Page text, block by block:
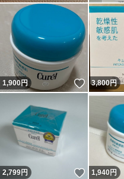
1,900円 いいね！
3,800円
2,799円 いいね！
1,940円